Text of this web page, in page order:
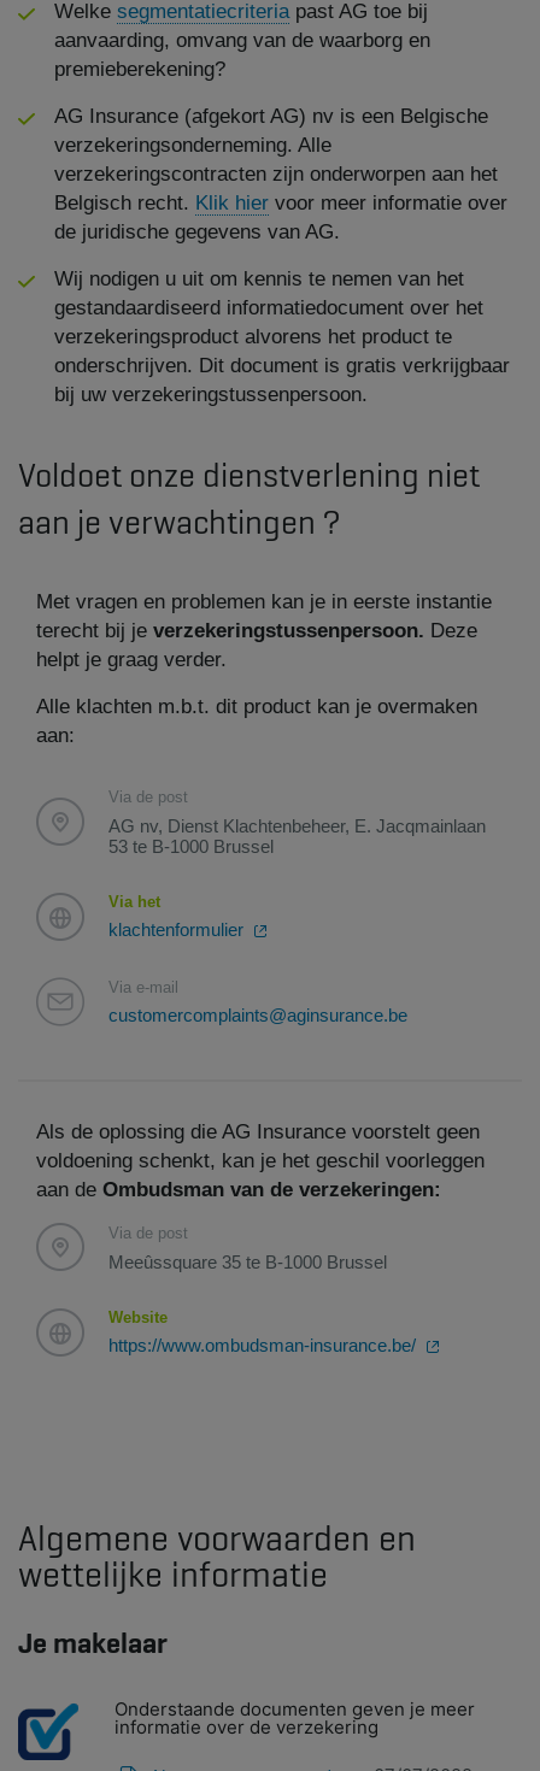
Welke segmentatiecriteriapast AG toe bij
aanvaarding, omvang van de waarborg en
premieberekening?
AG Insurance (afgekort AG) nv is een Belgische
verzekeringsonderneming. Alle
verzekeringscontracten zijn onderworpen aan het
Belgisch recht. Klik hier voor meer informatie over
de juridische gegevens van AG.
Wij nodigen u uit om kennis te nemen van het
gestandaardiseerd informatiedocument over het
verzekeringsproduct alvorens het product te
onderschrijven. Dit document is gratis verkrijgbaar
bij uw verzekeringstussenpersoon.
Voldoet onze dienstverlening niet
aan je verwachtingen ?
Met vragen en problemen kan je in eerste instantie
terecht bij je verzekeringstussenpersoon. Deze
helpt je graag verder.
Alle klachten m.b.t. dit product kan je overmaken
aan:
Via de post
AG nv, Dienst Klachtenbeheer, E. Jacqmainlaan
53 te B-1000 Brussel
Via het
klachtenformulier
Via e-mail
customercomplaints@aginsurance.be
Als de oplossing die AG Insurance voorstelt geen
voldoening schenkt, kan je het geschil voorleggen
aan de Ombudsman van de verzekeringen:
Via de post
Meeûssquare 35 te B-1000 Brussel
Website
https://www.ombudsman-insurance.be/
Algemene voorwaarden en
wettelijke informatie
Je makelaar
Onderstaande documenten geven je meer
informatie over de verzekering